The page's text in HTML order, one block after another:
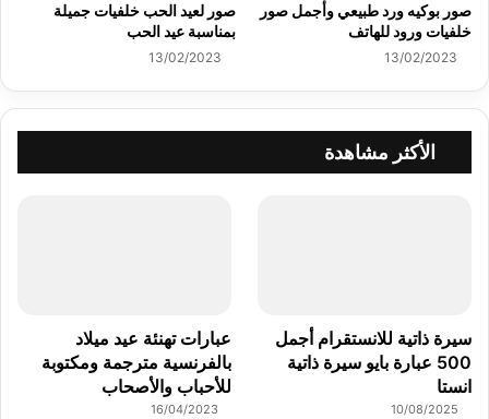
صور بوكيه ورد طبيعي وأجمل صور
خلفيات ورود للهاتف
13/02/2023
صور لعيد الحب خلفيات جميلة
بمناسبة عيد الحب
13/02/2023
الأكثر مشاهدة
سيرة ذاتية للانستقرام أجمل
500 عبارة بايو سيرة ذاتية
انستا
10/08/2025
عبارات تهنئة عيد ميلاد
بالفرنسية مترجمة ومكتوبة
للأحباب والأصحاب
16/04/2023